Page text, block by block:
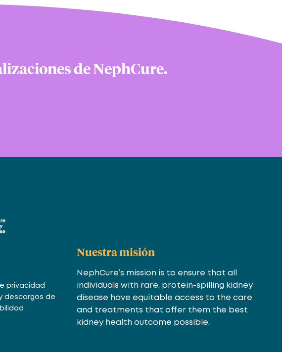
de NephCure.
privacidad
descargos de
Nuestra misión
NephCure’s mission is to ensure that all
individuals with rare, protein-spilling kidney
disease have equitable access to the care
and treatments that offer them the best
kidney health outcome possible.